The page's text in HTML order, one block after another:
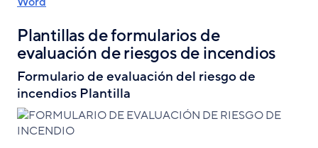
Plantillas de formularios de
evaluación de riesgos de incendios
Formulario de evaluación del riesgo de
incendios Plantilla